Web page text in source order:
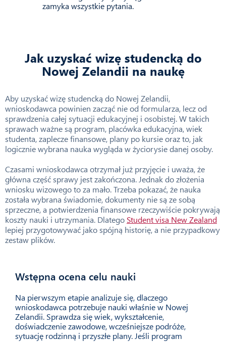
zamyka wszystkie pytania.
Jak uzyskać wizę studencką do
Nowej Zelandii na naukę
Aby uzyskać wizę studencką do Nowej Zelandii,
wnioskodawca powinien zacząć nie od formularza, lecz od
sprawdzenia całej sytuacji edukacyjnej i osobistej. W takich
sprawach ważne są program, placówka edukacyjna, wiek
studenta, zaplecze finansowe, plany po kursie oraz to, jak
logicznie wybrana nauka wygląda w życiorysie danej osoby.
Czasami wnioskodawca otrzymał już przyjęcie i uważa, że
główna część sprawy jest zakończona. Jednak do złożenia
wniosku wizowego to za mało. Trzeba pokazać, że nauka
została wybrana świadomie, dokumenty nie są ze sobą
sprzeczne, a potwierdzenia finansowe rzeczywiście pokrywają
koszty nauki i utrzymania. Dlatego Student visa New Zealand
lepiej przygotowywać jako spójną historię, a nie przypadkowy
zestaw plików.
Wstępna ocena celu nauki
Na pierwszym etapie analizuje się, dlaczego
wnioskodawca potrzebuje nauki właśnie w Nowej
Zelandii. Sprawdza się wiek, wykształcenie,
doświadczenie zawodowe, wcześniejsze podróże,
sytuację rodzinną i przyszłe plany. Jeśli program